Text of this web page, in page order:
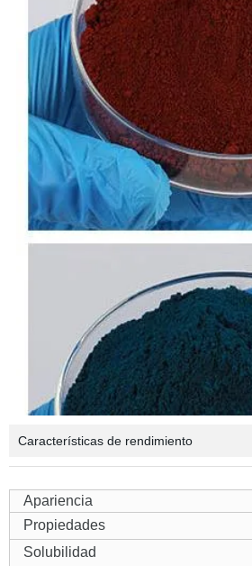
Características de rendimiento
Apariencia
Propiedades
Solubilidad